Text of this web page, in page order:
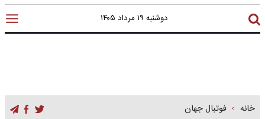
دوشنبه ۱۹ مرداد ۱۴۰۵
خانه فوتبال جهان